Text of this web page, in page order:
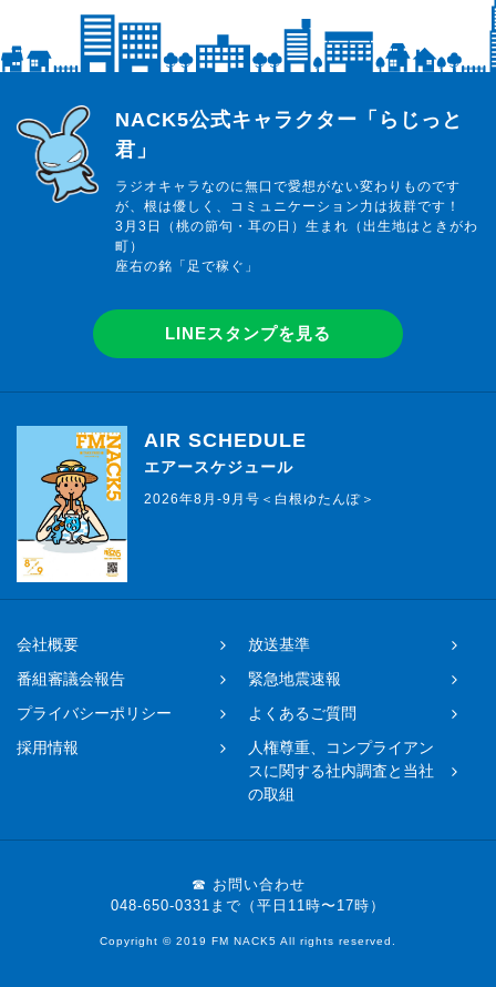
らじっと君
NACK5公式キャラクター「らじっと
君」
ラジオキャラなのに無口で愛想がない変わりものです
が、根は優しく、コミュニケーション力は抜群です！
3月3日（桃の節句・耳の日）生まれ（出生地はときがわ
町）
座右の銘「足で稼ぐ」
LINEスタンプを見る
AIR SCHEDULE
エアースケジュール
2026年8月-9月号＜白根ゆたんぽ＞
会社概要
放送基準
番組審議会報告
緊急地震速報
プライバシーポリシー
よくあるご質問
採用情報
人権尊重、コンプライアン
スに関する社内調査と当社
の取組
☎ お問い合わせ
048-650-0331まで（平日11時〜17時）
Copyright © 2019 FM NACK5 All rights reserved.